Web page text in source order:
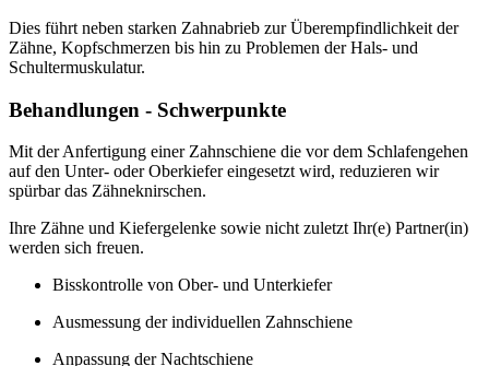
Dies führt neben starken Zahnabrieb zur Überempfindlichkeit der
Zähne, Kopfschmerzen bis hin zu Problemen der Hals- und
Schultermuskulatur.
Behandlungen - Schwerpunkte
Mit der Anfertigung einer Zahnschiene die vor dem Schlafengehen
auf den Unter- oder Oberkiefer eingesetzt wird, reduzieren wir
spürbar das Zähneknirschen.
Ihre Zähne und Kiefergelenke sowie nicht zuletzt Ihr(e) Partner(in)
werden sich freuen.
Bisskontrolle von Ober- und Unterkiefer
Ausmessung der individuellen Zahnschiene
Anpassung der Nachtschiene